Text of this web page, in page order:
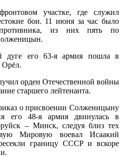
участке, где служил
бои. 11 июня за час было
из них пять по
дуге его 63-я армия пошла в
Орёл.
орден Отечественной войны
старшего лейтенанта.
о присвоении Солженицыну
его 48-я армия двинулась в
– Минск, следуя близ тех
Мировую воевал Исаакий
границу СССР и вскоре